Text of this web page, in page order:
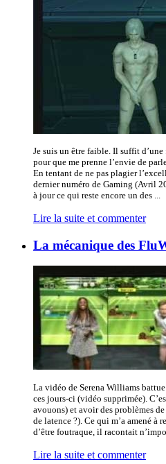
Je suis un être faible. Il suffit
pour que me prenne l’envie de
En tentant de ne pas plagier
dernier numéro de Gaming (Avril
à jour ce qui reste encore un des ...
Lire la suite et commenter
La mécanique des
La vidéo de Serena Williams
ces jours-ci (vidéo supprimée).
avouons) et avoir des problèmes
de latence ?). Ce qui m’a amené à
d’être foutraque, il racontait
Lire la suite et commenter